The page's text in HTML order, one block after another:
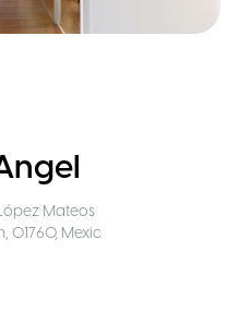
Mateos
01760, Mexic